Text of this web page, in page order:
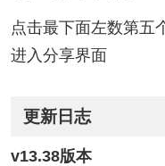
点击最下面左数第五
进入分享界面
更新日志
v13.38版本